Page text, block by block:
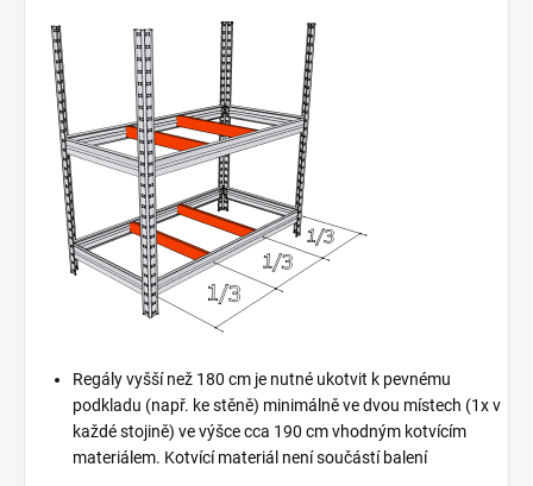
Regály vyšší než 180 cm je nutné ukotvit k pevnému
podkladu (např. ke stěně) minimálně ve dvou místech (1x v
každé stojině) ve výšce cca 190 cm vhodným kotvícím
materiálem. Kotvící materiál není součástí balení